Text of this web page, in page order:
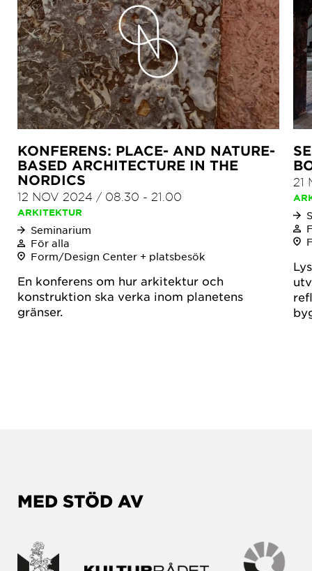
KONFERENS: PLACE- AND NATURE-
BASED ARCHITECTURE IN THE
NORDICS
12 NOV 2024 / 08.30 - 21.00
ARKITEKTUR
Seminarium
För alla
Form/Design Center + platsbesök
En konferens om hur arkitektur och
konstruktion ska verka inom planetens
gränser.
21
MED STÖD AV